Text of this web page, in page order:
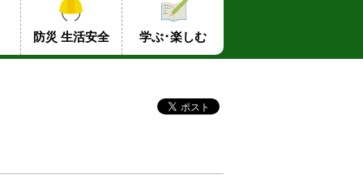
防災 生活安全 学ぶ･楽しむ